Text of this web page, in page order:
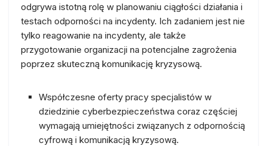
odgrywa istotną rolę w planowaniu ciągłości działania i
testach odporności na incydenty. Ich zadaniem jest nie
tylko reagowanie na incydenty, ale także
przygotowanie organizacji na potencjalne zagrożenia
poprzez skuteczną komunikację kryzysową.
Współczesne oferty pracy specjalistów w
dziedzinie cyberbezpieczeństwa coraz częściej
wymagają umiejętności związanych z odpornością
cyfrową i komunikacją kryzysową.